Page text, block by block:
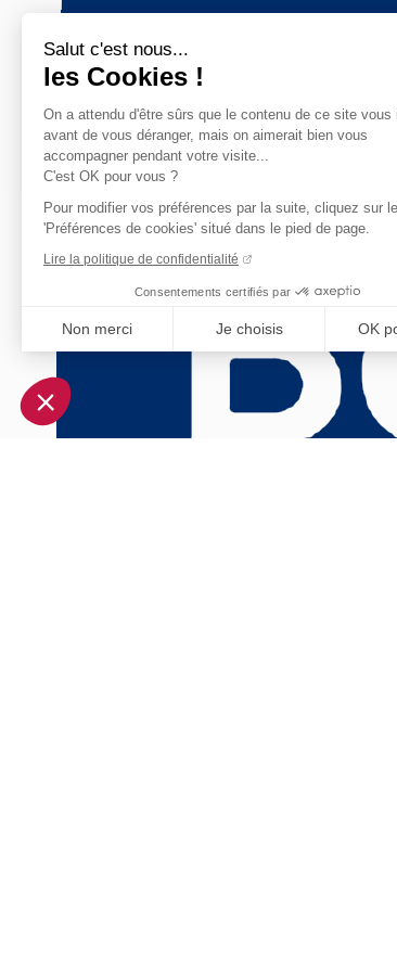
Salut c'est nous...
les Cookies !
On a attendu d'être sûrs que le contenu de ce site vous
avant de vous déranger, mais on aimerait bien vous
accompagner pendant votre visite...
C'est OK pour vous ?
Pour modifier vos préférences par la suite, cliquez sur
'Préférences de cookies' situé dans le pied de page.
Lire la politique de confidentialité
Consentements certifiés par
Non merci Je choisis OK
Plateforme de Gestion du Consentement :
Notre plateforme vous permet d'adapter et de